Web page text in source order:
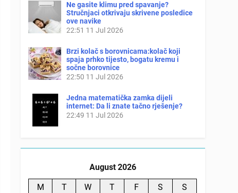
Ne gasite klimu pred spavanje?
Stručnjaci otkrivaju skrivene posledice
ove navike
22:51 11 Jul 2026
Brzi kolač s borovnicama:kolač koji
spaja prhko tijesto, bogatu kremu i
sočne borovnice
22:50 11 Jul 2026
Jedna matematička zamka dijeli
internet: Da li znate tačno rješenje?
22:49 11 Jul 2026
August 2026
M T W T F S
S